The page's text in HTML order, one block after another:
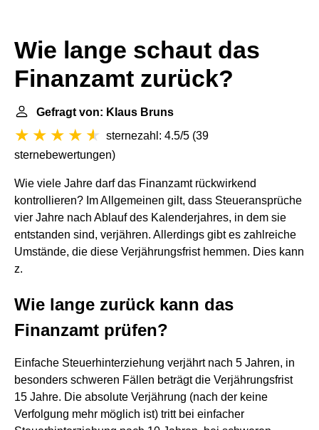
Wie lange schaut das
Finanzamt zurück?
Gefragt von: Klaus Bruns
sternezahl: 4.5/5 (39
sternebewertungen)
Wie viele Jahre darf das Finanzamt rückwirkend
kontrollieren? Im Allgemeinen gilt, dass Steueransprüche
vier Jahre nach Ablauf des Kalenderjahres, in dem sie
entstanden sind, verjähren. Allerdings gibt es zahlreiche
Umstände, die diese Verjährungsfrist hemmen. Dies kann
z.
Wie lange zurück kann das
Finanzamt prüfen?
Einfache Steuerhinterziehung verjährt nach 5 Jahren, in
besonders schweren Fällen beträgt die Verjährungsfrist
15 Jahre. Die absolute Verjährung (nach der keine
Verfolgung mehr möglich ist) tritt bei einfacher